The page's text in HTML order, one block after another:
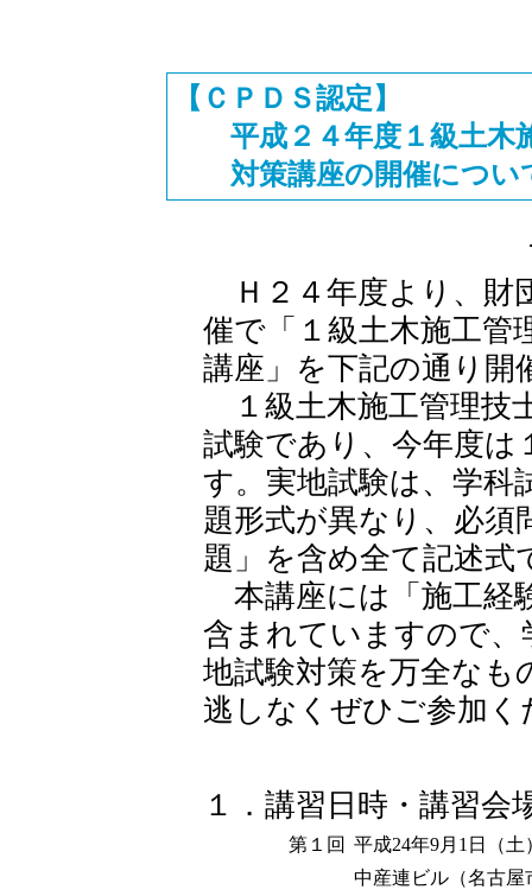
【ＣＰＤＳ認定】
平成２４年度１級土木
対策講座の開催につい
Ｈ２４年度より、財
催で「１級土木施工管
講座」を下記の通り開
１級土木施工管理技
試験であり、今年度は
す。実地試験は、学科
題形式が異なり、必須
題」を含め全て記述
本講座には「施工経
含まれていますので、
地試験対策を万全な
逃しなくぜひご参加く
１．講習日時・講習会
第１回 平成24年9月1日（
中産連ビル（名古屋